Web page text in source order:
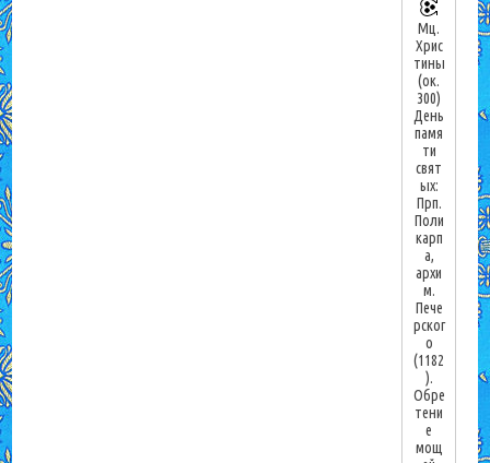
Мц.
Хрис
тины
(ок.
300)
День
памя
ти
свят
ых:
Прп.
Поли
карп
а,
архи
м.
Пече
рског
о
(1182
).
Обре
тени
е
мощ